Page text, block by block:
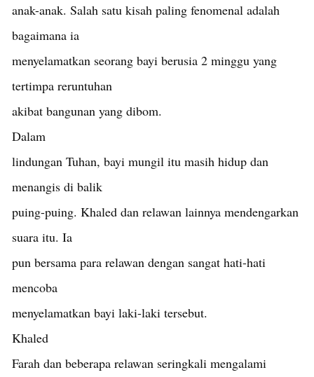
anak-anak. Salah satu kisah paling fenomenal adalah
bagaimana ia
menyelamatkan seorang bayi berusia 2 minggu yang
tertimpa reruntuhan
akibat bangunan yang dibom.
Dalam
lindungan Tuhan, bayi mungil itu masih hidup dan
menangis di balik
puing-puing. Khaled dan relawan lainnya mendengarkan
suara itu. Ia
pun bersama para relawan dengan sangat hati-hati
mencoba
menyelamatkan bayi laki-laki tersebut.
Khaled
Farah dan beberapa relawan seringkali mengalami